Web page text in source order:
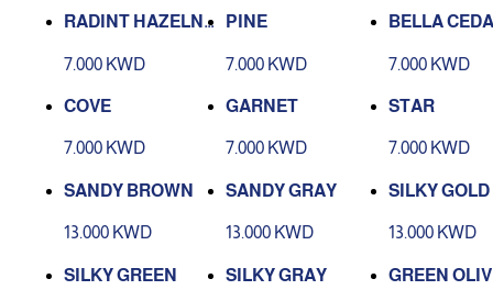
RADINT HAZELN
7.000 KWD
PINE
7.000 KWD
BELLA
7.000 KWD
COVE
7.000 KWD
GARNET
7.000 KWD
STAR
7.000 KWD
SANDY BROWN
13.000 KWD
SANDY GRAY
13.000 KWD
SILKY GOLD
13.000 KWD
SILKY GREEN SILKY GRAY GREEN